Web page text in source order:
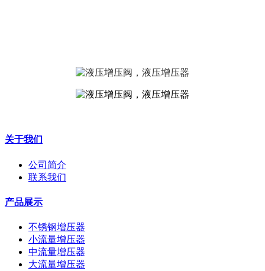
关于我们
公司简介
联系我们
产品展示
不锈钢增压器
小流量增压器
中流量增压器
大流量增压器